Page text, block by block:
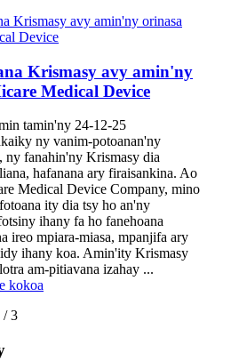
Krismasy avy amin'ny
Medical Device
tamin'ny 24-12-25
ny vanim-potoanan'ny
ny fanahin'ny Krismasy dia
hafanana ary firaisankina. Ao
Medical Device Company, mino
ity dia tsy ho an'ny
ihany fa ho fanehoana
ireo mpiara-miasa, mpanjifa ary
ihany koa. Amin'ity Krismasy
am-pitiavana izahay ...
kokoa
/ 3